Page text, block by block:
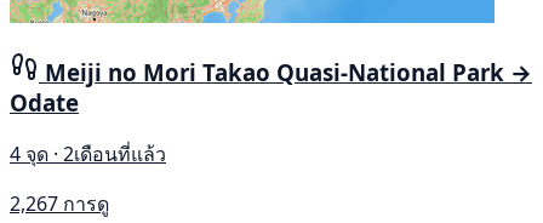
Meiji no Mori Takao Quasi-National Park →
Odate
4 จุด · 2เดือนที่แล้ว
2,267 การดู